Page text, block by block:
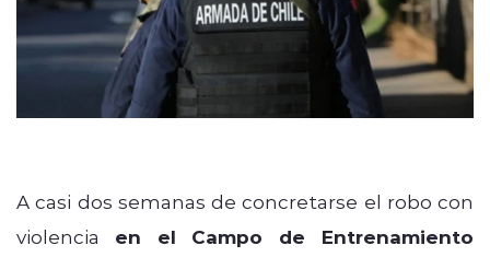
A casi dos semanas de concretarse el robo con
violencia en el Campo de Entrenamiento